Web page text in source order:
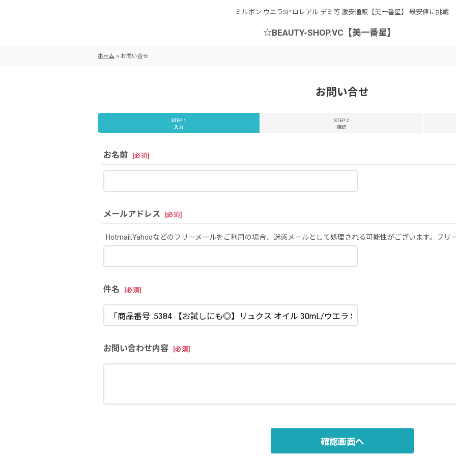
ミルボン ウエラSP ロレアル デミ等 激安通販【美一番星】 最安値に挑戦
☆BEAUTY-SHOP.VC【美一番星】
ホーム > お問い合せ
お問い合せ
STEP 1
入力
STEP 2
確認
お名前 [必須]
メールアドレス [必須]
Hotmail,Yahooなどのフリーメールをご利用の場合、迷惑メールとして処理される可能性がございます。フリ
件名 [必須]
お問い合わせ内容 [必須]
確認画面へ